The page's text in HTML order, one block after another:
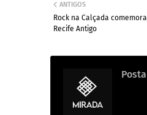
ANTIGOS
Rock na Calçada
Recife Antigo